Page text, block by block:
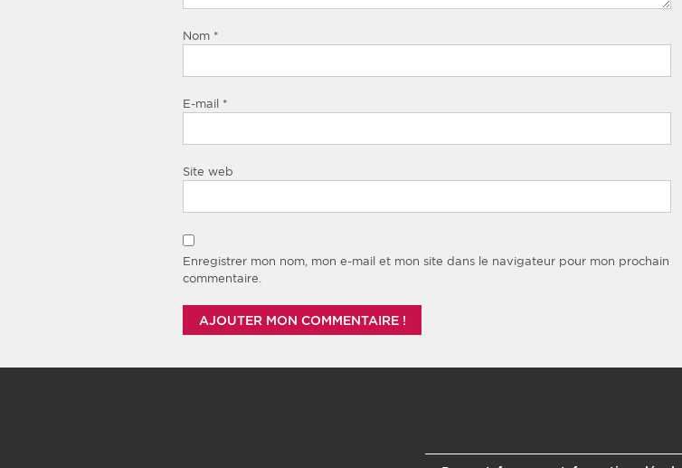
Nom *
E-mail *
Site web
Enregistrer mon nom, mon e-mail et mon site dans le navigateur pour mon prochain
commentaire.